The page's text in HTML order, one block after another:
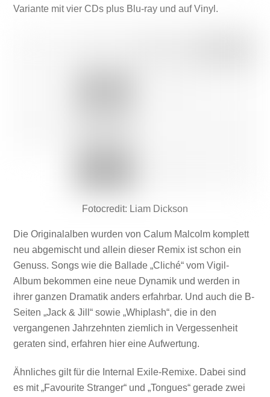
Variante mit vier CDs plus Blu-ray und auf Vinyl.
Fotocredit: Liam Dickson
Die Originalalben wurden von Calum Malcolm komplett
neu abgemischt und allein dieser Remix ist schon ein
Genuss. Songs wie die Ballade „Cliché“ vom Vigil-
Album bekommen eine neue Dynamik und werden in
ihrer ganzen Dramatik anders erfahrbar. Und auch die B-
Seiten „Jack & Jill“ sowie „Whiplash“, die in den
vergangenen Jahrzehnten ziemlich in Vergessenheit
geraten sind, erfahren hier eine Aufwertung.
Ähnliches gilt für die Internal Exile-Remixe. Dabei sind
es mit „Favourite Stranger“ und „Tongues“ gerade zwei